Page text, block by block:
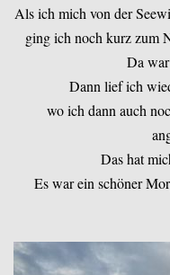
Als ich mich von der
ging ich noch kurz zum
Da
Dann lief ich
wo ich dann auch
Das hat
Es war ein schöner